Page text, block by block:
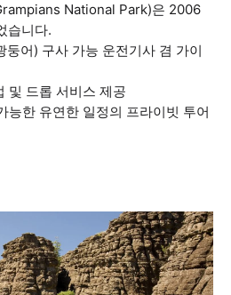
National Park)은 2006
습니다.
어) 구사 가능 운전기사 겸 가이
및 드롭 서비스 제공
능한 유연한 일정의 프라이빗 투어